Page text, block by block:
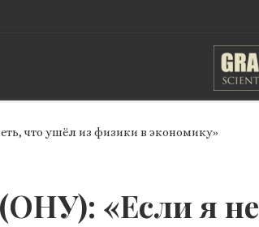
что ушёл из физики в экономику»
«Если я не